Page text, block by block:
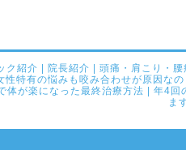
ク紹介 院長紹介
頭痛・肩こり・
性特有の悩みも咬み合わせが原因な
体が楽になった最終治療方法
年4回
ま